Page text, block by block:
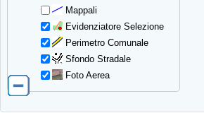
Mappali
Evidenziatore Selezione
Perimetro Comunale
Sfondo Stradale
Foto Aerea